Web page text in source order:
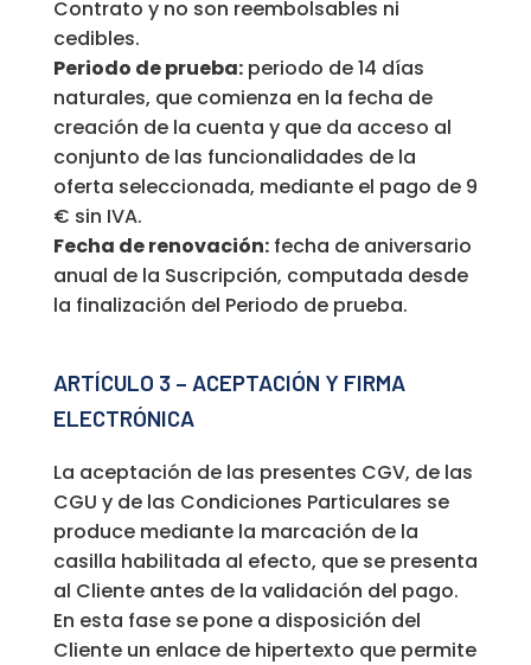
Contrato y no son reembolsables ni
cedibles.
Periodo de prueba:periodo de 14 días
naturales, que comienza en la fecha de
creación de la cuenta y que da acceso al
conjunto de las funcionalidades de la
oferta seleccionada, mediante el pago de 9
€ sin IVA.
Fecha de renovación:fecha de aniversario
anual de la Suscripción, computada desde
la finalización del Periodo de prueba.
ARTÍCULO 3 – ACEPTACIÓN Y FIRMA
ELECTRÓNICA
La aceptación de las presentes CGV, de las
CGU y de las Condiciones Particulares se
produce mediante la marcación de la
casilla habilitada al efecto, que se presenta
al Cliente antes de la validación del pago.
En esta fase se pone a disposición del
Cliente un enlace de hipertexto que permite